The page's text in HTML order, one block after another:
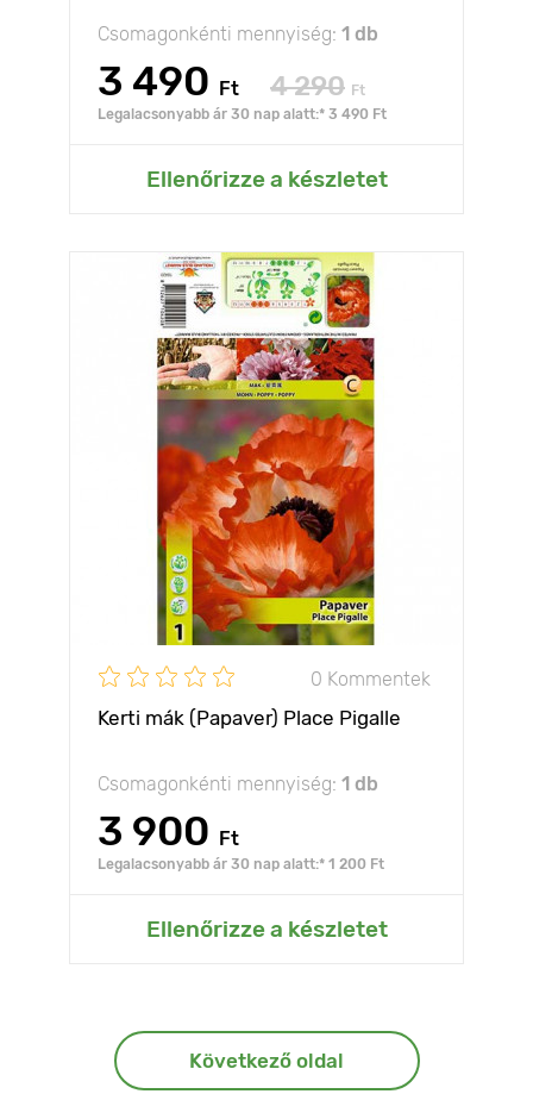
Csomagonkénti mennyiség: 1 db
3 490 Ft 4 290 Ft
Legalacsonyabb ár 30 nap alatt:* 3 490 Ft
Ellenőrizze a készletet
0 Kommentek
Kerti mák (Papaver) Place Pigalle
Csomagonkénti mennyiség: 1 db
3 900 Ft
Legalacsonyabb ár 30 nap alatt:* 1 200 Ft
Ellenőrizze a készletet
Következő oldal